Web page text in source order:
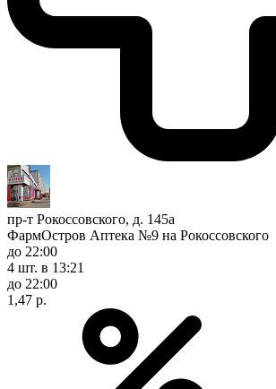
пр-т Рокоссовского, д. 145а
ФармОстров Аптека №9 на Рокоссовского
до 22:00
4 шт. в 13:21
до 22:00
1,47 р.